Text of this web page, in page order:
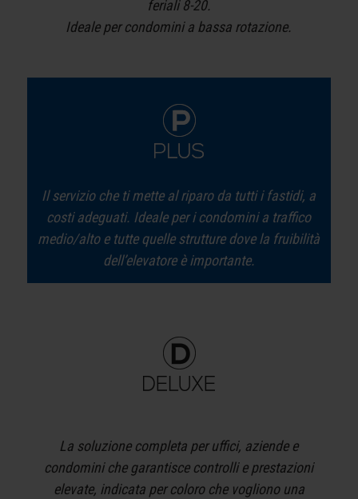
feriali 8-20.
Ideale per condomini a bassa rotazione.
Il servizio che ti mette al riparo da tutti i fastidi, a
costi adeguati. Ideale per i condomini a traffico
medio/alto e tutte quelle strutture dove la fruibilità
dell’elevatore è importante.
La soluzione completa per uffici, aziende e
condomini che garantisce controlli e prestazioni
elevate, indicata per coloro che vogliono una